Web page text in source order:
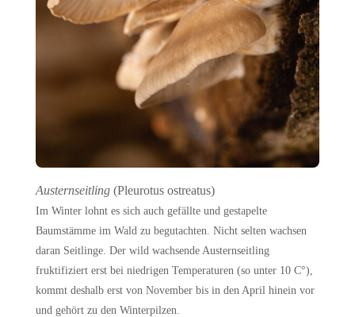
Austernseitling (Pleurotus ostreatus)
Im Winter lohnt es sich auch gefällte und gestapelte
Baumstämme im Wald zu begutachten. Nicht selten wachsen
daran Seitlinge. Der wild wachsende Austernseitling
fruktifiziert erst bei niedrigen Temperaturen (so unter 10 C°),
kommt deshalb erst von November bis in den April hinein vor
und gehört zu den Winterpilzen.